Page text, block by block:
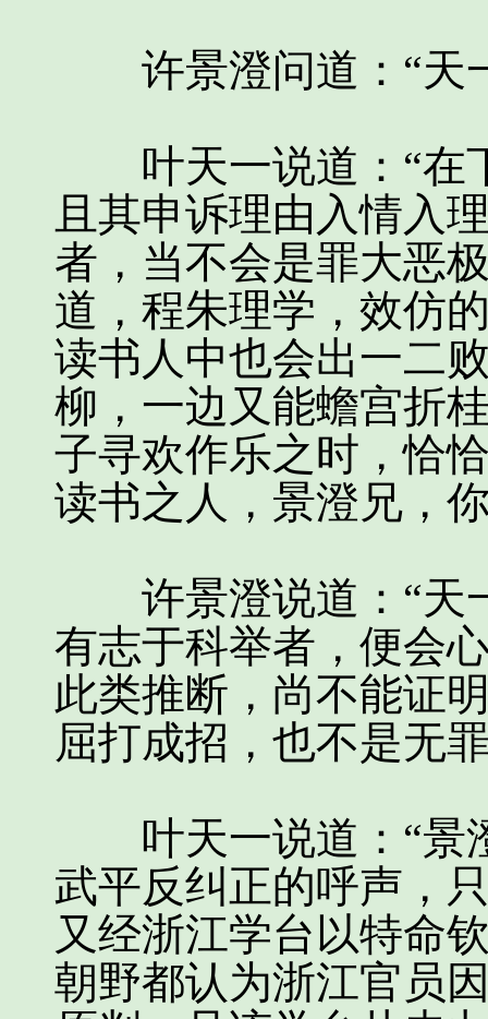
许景澄问道：“天
叶天一说道：“在
且其申诉理由入情入
者，当不会是罪大恶
道，程朱理学，效仿
读书人中也会出一二
柳，一边又能蟾宫折
子寻欢作乐之时，恰
读书之人，景澄兄，
许景澄说道：“天
有志于科举者，便会
此类推断，尚不能证
屈打成招，也不是无
叶天一说道：“景
武平反纠正的呼声，
又经浙江学台以特命
朝野都认为浙江官员